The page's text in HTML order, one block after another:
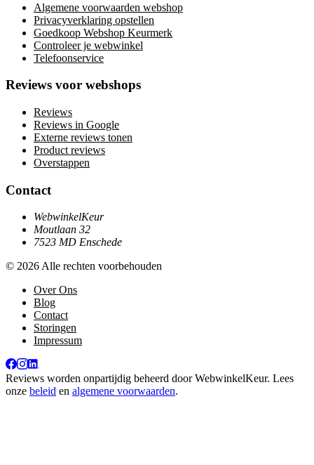
Algemene voorwaarden webshop
Privacyverklaring opstellen
Goedkoop Webshop Keurmerk
Controleer je webwinkel
Telefoonservice
Reviews voor webshops
Reviews
Reviews in Google
Externe reviews tonen
Product reviews
Overstappen
Contact
WebwinkelKeur
Moutlaan 32
7523 MD Enschede
© 2026 Alle rechten voorbehouden
Over Ons
Blog
Contact
Storingen
Impressum
Reviews worden onpartijdig beheerd doorWebwinkelKeur. Lees
onze beleid en algemene voorwaarden.